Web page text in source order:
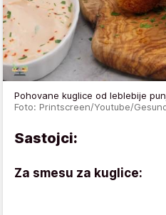
Pohovane kuglice od leblebije
Foto: Printscreen/Youtube/
Sastojci:
Za smesu za kuglice: